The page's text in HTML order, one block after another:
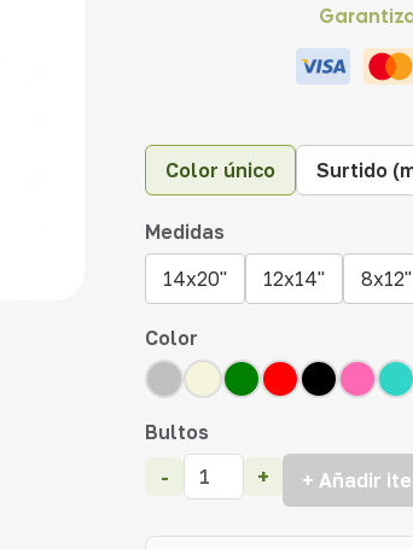
Color único Surtido
Medidas
14x20"
12x14" 8x12"
Color
Bultos
-
+ + Añadir